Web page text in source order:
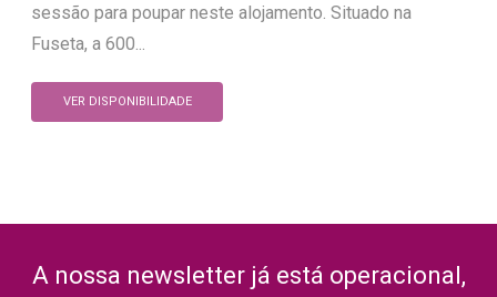
sessão para poupar neste alojamento. Situado na
Fuseta, a 600...
VER DISPONIBILIDADE
A nossa newsletter já está operacional,